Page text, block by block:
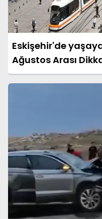
Eskişehir'de
Ağustos Arası
kapanacak!